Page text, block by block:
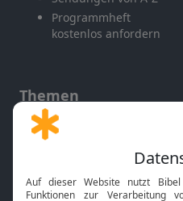
Programmheft
kostenlos anfordern
Themen
Gott und Bibel erklärt
Neuigkeiten